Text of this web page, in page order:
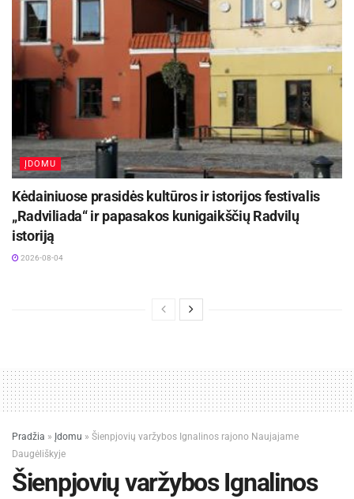
ĮDOMU
Kėdainiuose prasidės kultūros ir istorijos festivalis
„Radviliada“ ir papasakos kunigaikščių Radvilų
istoriją
2026-08-04
Pradžia » Įdomu » Šienpjovių varžybos Ignalinos rajono Naujajame
Daugėliškyje
Šienpjovių varžybos Ignalinos